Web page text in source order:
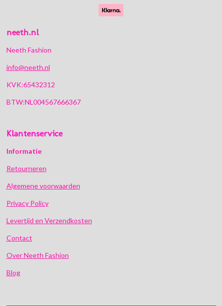
neeth.nl
Neeth Fashion
info@neeth.nl
KVK:65432312
BTW:NL004567666367
Klantenservice
Informatie
Retourneren
Algemene voorwaarden
Privacy Policy
Levertijd en Verzendkosten
Contact
Over Neeth Fashion
Blog